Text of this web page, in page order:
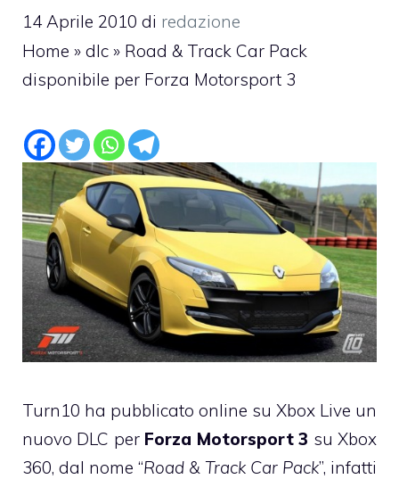
14 Aprile 2010 di redazione
Home » dlc » Road & Track Car Pack
disponibile per Forza Motorsport 3
Turn10 ha pubblicato online su Xbox Live un
nuovo DLC per Forza Motorsport 3 su Xbox
360, dal nome “Road & Track Car Pack”, infatti